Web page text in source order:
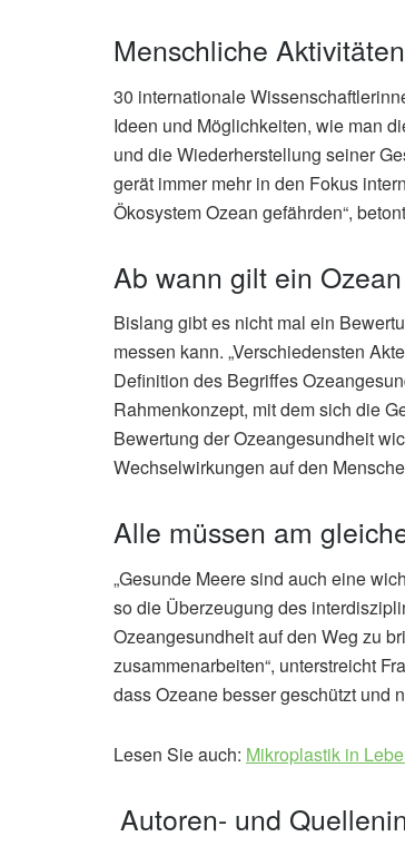
Menschliche
30 internationale
Ideen und Möglichkeiten, wie man
und die Wiederherstellung seiner
gerät immer mehr in den Fokus
Ökosystem Ozean gefährden“,
Ab wann gilt ein
Bislang gibt es nicht mal ein
messen kann. „Verschiedensten
Definition des Begriffes
Rahmenkonzept, mit dem sich die
Bewertung der Ozeangesundheit
Wechselwirkungen auf den
Alle müssen am
„Gesunde Meere sind auch eine
so die Überzeugung des
Ozeangesundheit auf den Weg zu
zusammenarbeiten“, unterstreicht
dass Ozeane besser geschützt und
Lesen Sie auch: Mikroplastik in
Autoren- und